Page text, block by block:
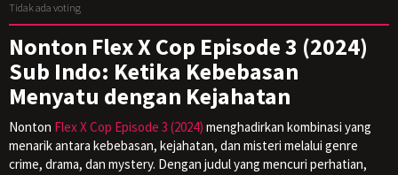
Tidak ada voting
Nonton Flex X Cop Episode 3 (2024)
Sub Indo: Ketika Kebebasan
Menyatu dengan Kejahatan
Nonton Flex X Cop Episode 3 (2024) menghadirkan kombinasi yang
menarik antara kebebasan, kejahatan, dan misteri melalui genre
crime, drama, dan mystery. Dengan judul yang mencuri perhatian,